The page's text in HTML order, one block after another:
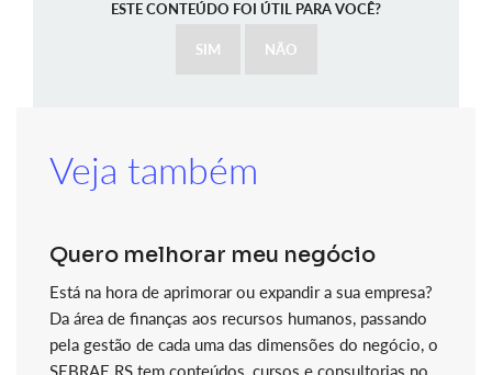
ESTE CONTEÚDO FOI ÚTIL PARA VOCÊ?
SIM NÃO
Veja também
Quero melhorar meu negócio
Está na hora de aprimorar ou expandir a sua empresa?
Da área de finanças aos recursos humanos, passando
pela gestão de cada uma das dimensões do negócio, o
SEBRAE RS tem conteúdos, cursos e consultorias no